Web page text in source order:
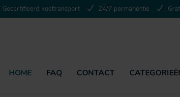
Gecertifieerd koeltransport 24/7 permanentie
HOME FAQ CONTACT